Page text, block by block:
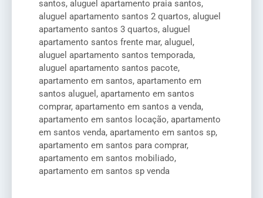
santos, aluguel apartamento praia santos,
aluguel apartamento santos 2 quartos, aluguel
apartamento santos 3 quartos, aluguel
apartamento santos frente mar, aluguel,
aluguel apartamento santos temporada,
aluguel apartamento santos pacote,
apartamento em santos, apartamento em
santos aluguel, apartamento em santos
comprar, apartamento em santos a venda,
apartamento em santos locação, apartamento
em santos venda, apartamento em santos sp,
apartamento em santos para comprar,
apartamento em santos mobiliado,
apartamento em santos sp venda